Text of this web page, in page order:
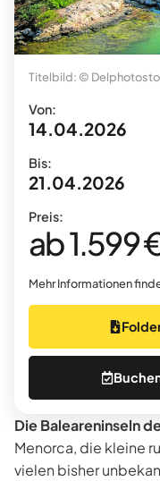
Die Baleareninseln
Menorca, die kleine
vielen bisher
Titelbild: ©
Von:
14.04.2026
Bis:
21.04.2026
Preis:
ab 1.599
Mehr Informationen